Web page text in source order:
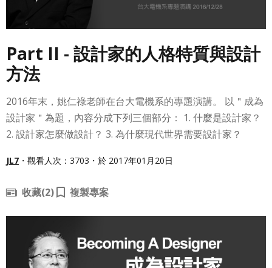
Part II - 設計家的人格特質與設計
方法
2016年末，姚仁祿老師在台大電機系的專題演講。 以＂成為
設計家＂為題，內容分成下列三個部分： 1. 什麼是設計家？
2. 設計家 怎麼做設計？ 3. 為什麼 現代世界 需要設計家？
JL7 ・觀看人次：3703・於 2017年01月20日
收藏(2) 複製專案